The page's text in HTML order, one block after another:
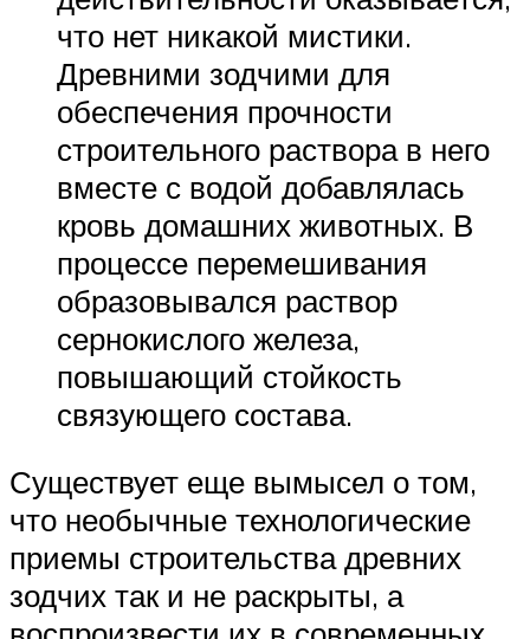
что нет никакой мистики.
Древними зодчими для
обеспечения прочности
строительного раствора в него
вместе с водой добавлялась
кровь домашних животных. В
процессе перемешивания
образовывался раствор
сернокислого железа,
повышающий стойкость
связующего состава.
Существует еще вымысел о том,
что необычные технологические
приемы строительства древних
зодчих так и не раскрыты, а